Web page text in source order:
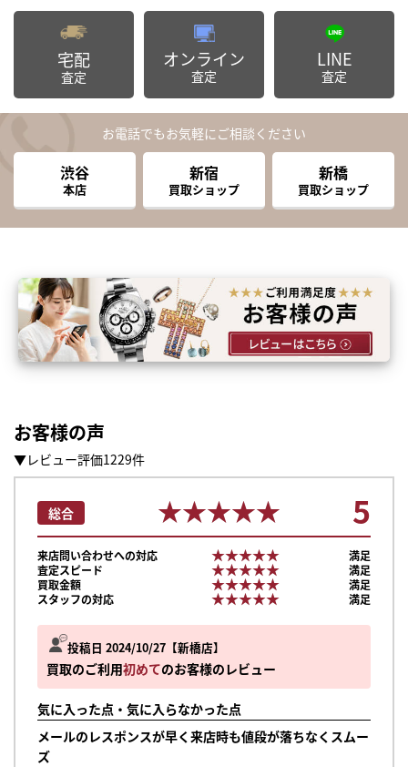
宅配
査定
オンライン
査定
LINE
査定
お電話でもお気軽にご相談ください
渋谷
本店
新宿
買取ショップ
新橋
買取ショップ
お客様の声
▼レビュー評価1229件
投稿日 2024/10/27 新橋店
買取のご利用初めてのお客様のレビュー
気に入った点・気に入らなかった点
メールのレスポンスが早く来店時も値段が落ちなくスムー
ズ
総合 ★★★★★
★★★★★ 5
来店問い合わせへの対応 ★★★★★
★★★★★
満足
査定スピード
★★★★★
★★★★★
満足
買取金額
★★★★★
★★★★★
満足
スタッフの対応
★★★★★
★★★★★ 満足